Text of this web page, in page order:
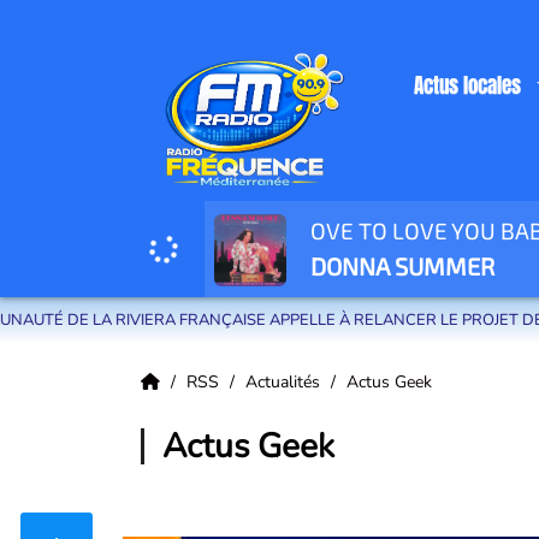
Radio Fréquence Méditerranée la radio de menton et des communes
Actus locales
OVE TO LOVE YOU
DONNA SUMMER
FRANÇAISE APPELLE À RELANCER LE PROJET DE MÉTRO NICE-
RSS Actualités Actus Geek
Actus Geek